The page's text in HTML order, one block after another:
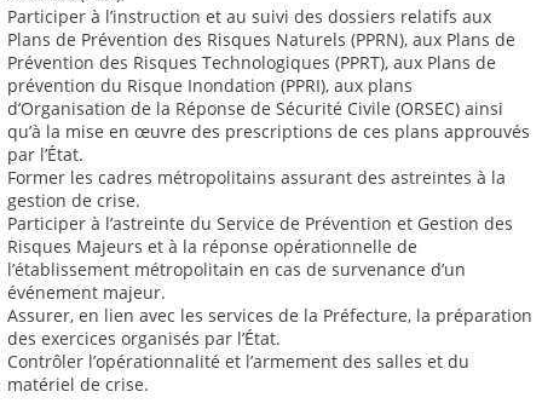
Participer à l’instruction et au suivi des dossiers relatifs aux
Plans de Prévention des Risques Naturels (PPRN), aux Plans de
Prévention des Risques Technologiques (PPRT), aux Plans de
prévention du Risque Inondation (PPRI), aux plans
d’Organisation de la Réponse de Sécurité Civile (ORSEC) ainsi
qu’à la mise en œuvre des prescriptions de ces plans approuvés
par l’État.
Former les cadres métropolitains assurant des astreintes à la
gestion de crise.
Participer à l’astreinte du Service de Prévention et Gestion des
Risques Majeurs et à la réponse opérationnelle de
l’établissement métropolitain en cas de survenance d’un
événement majeur.
Assurer, en lien avec les services de la Préfecture, la préparation
des exercices organisés par l’État.
Contrôler l’opérationnalité et l’armement des salles et du
matériel de crise.